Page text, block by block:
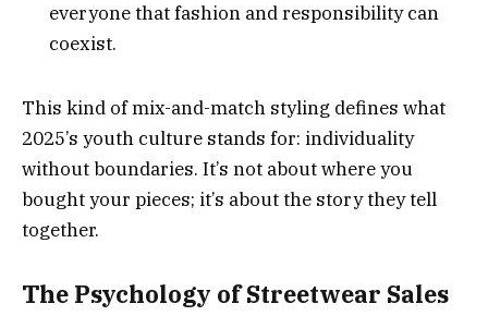
everyone that fashion and responsibility can
coexist.
This kind of mix-and-match styling defines what
2025’s youth culture stands for: individuality
without boundaries. It’s not about where you
bought your pieces; it’s about the story they tell
together.
The Psychology of Streetwear Sales